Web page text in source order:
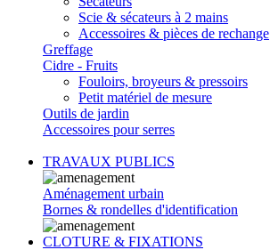
Scie & sécateurs à 2 mains
Accessoires & pièces de rechange
Greffage
Cidre - Fruits
Fouloirs, broyeurs & pressoirs
Petit matériel de mesure
Outils de jardin
Accessoires pour serres
TRAVAUX PUBLICS
Aménagement urbain
Bornes & rondelles d'identification
CLOTURE & FIXATIONS